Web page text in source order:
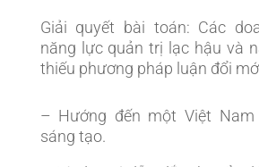
Giải quyết bài toán: Các
năng lực quản trị lạc hậu và
thiếu phương pháp luận đổi
– Hướng đến một Việt
sáng tạo.